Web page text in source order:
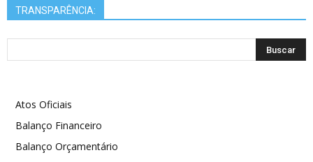
TRANSPARÊNCIA:
Atos Oficiais
Balanço Financeiro
Balanço Orçamentário